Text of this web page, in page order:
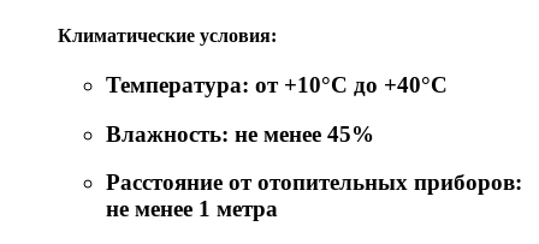
Климатические условия:
Температура: от +10°C до +40°C
Влажность: не менее 45%
Расстояние от отопительных приборов:
не менее 1 метра